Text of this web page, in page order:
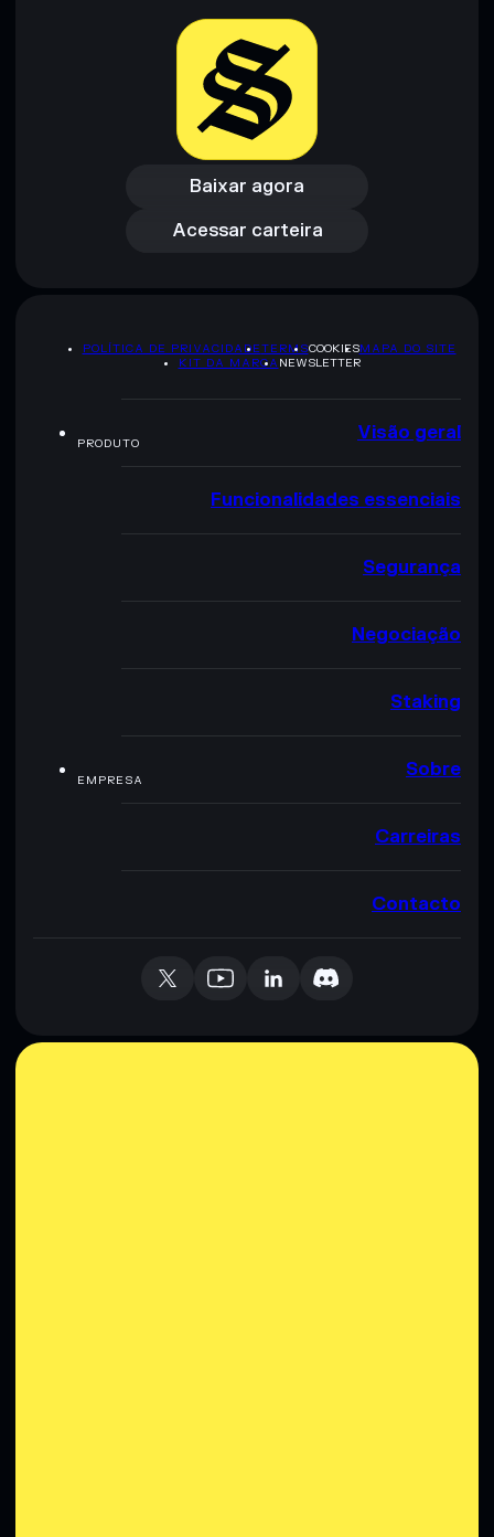
Baixar agora
Baixar agora
Acessar carteira
Acessar carteira
POLÍTICA DE PRIVACIDADETERMSCOOKIESMAPA DO SITE
KIT DA MARCA NEWSLETTER
PRODUTO Visão geral
Funcionalidades essenciais
Segurança
Negociação
Staking
EMPRESA Sobre
Carreiras
Contacto